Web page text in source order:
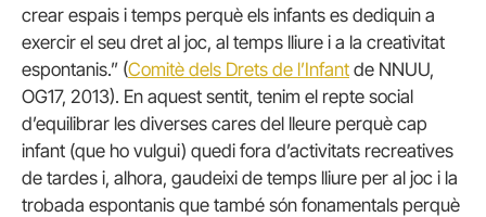
crear espais i temps perquè els infants es dediquin a
exercir el seu dret al joc, al temps lliure i a la creativitat
espontanis.” (Comitè dels Drets de l’Infant de NNUU,
OG17, 2013). En aquest sentit, tenim el repte social
d’equilibrar les diverses cares del lleure perquè cap
infant (que ho vulgui) quedi fora d’activitats recreatives
de tardes i, alhora, gaudeixi de temps lliure per al joc i la
trobada espontanis que també són fonamentals perquè